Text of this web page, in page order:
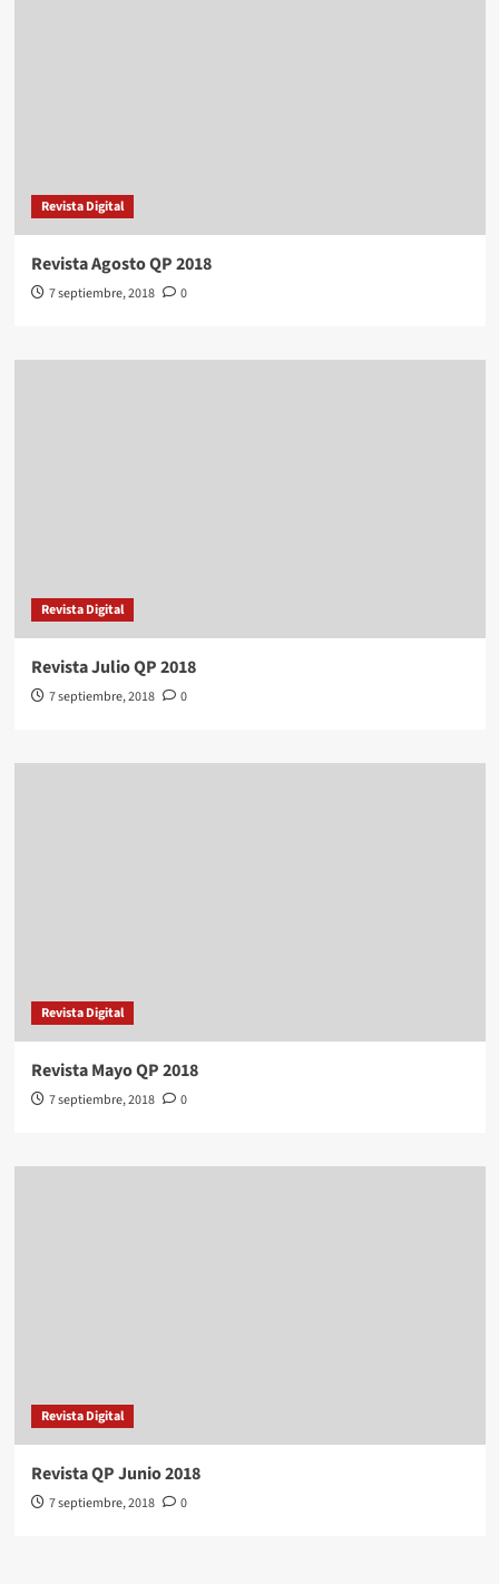
Revista Digital
Revista Agosto QP 2018
7 septiembre, 2018 0
Revista Digital
Revista Julio QP 2018
7 septiembre, 2018 0
Revista Digital
Revista Mayo QP 2018
7 septiembre, 2018 0
Revista Digital
Revista QP Junio 2018
7 septiembre, 2018 0